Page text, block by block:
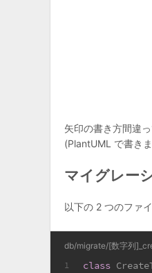
矢印の書き方間違
(PlantUML で書き
マイグレー
以下の 2 つのファ
db/migrate/[数字列
1
class